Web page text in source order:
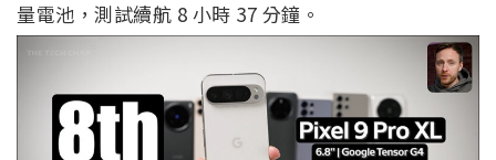
量電池，測試續航 8 小時 37 分鐘。